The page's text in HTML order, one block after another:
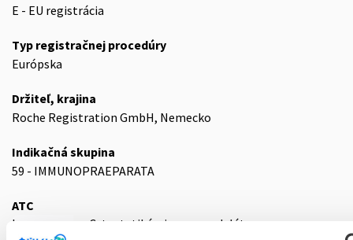
E - EU registrácia
Typ registračnej procedúry
Európska
Držiteľ, krajina
Roche Registration GmbH, Nemecko
Indikačná skupina
59 - IMMUNOPRAEPARATA
ATC
L
Cytostatiká a imunomodulátory